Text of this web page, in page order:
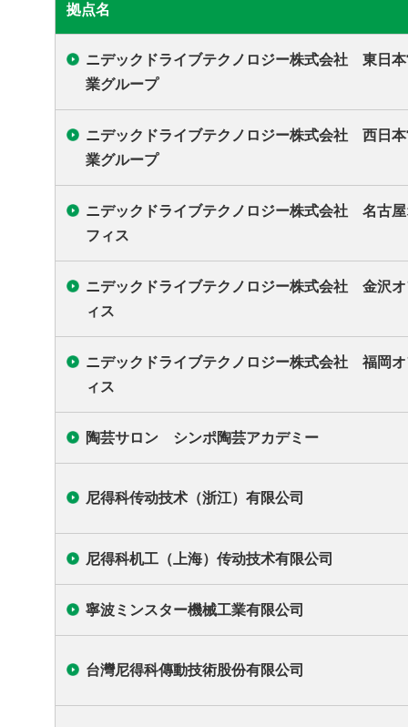
拠点名
ニデックドライブテクノロジー株式会社 東日
業グループ
ニデックドライブテクノロジー株式会社 西日
業グループ
ニデックドライブテクノロジー株式会社 名古
フィス
ニデックドライブテクノロジー株式会社 金沢
ィス
ニデックドライブテクノロジー株式会社 福岡
ィス
陶芸サロン シンポ陶芸アカデミー
尼得科传动技术（浙江）有限公司
尼得科机工（上海）传动技术有限公司
寧波ミンスター機械工業有限公司
台灣尼得科傳動技術股份有限公司